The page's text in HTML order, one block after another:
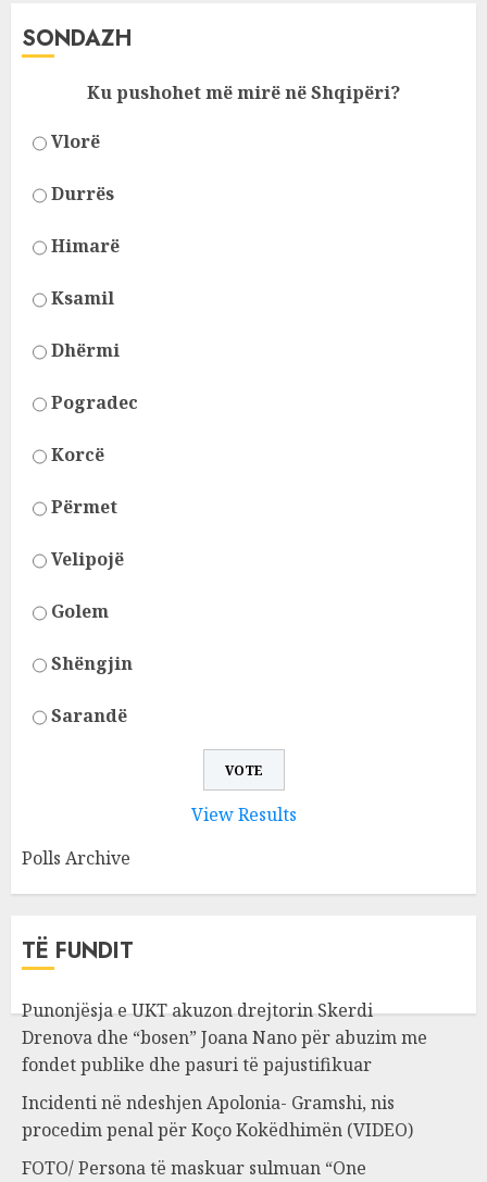
SONDAZH
Ku pushohet më mirë në Shqipëri?
Vlorë
Durrës
Himarë
Ksamil
Dhërmi
Pogradec
Korcë
Përmet
Velipojë
Golem
Shëngjin
Sarandë
View Results
Polls Archive
TË FUNDIT
Punonjësja e UKT akuzon drejtorin Skerdi
Drenova dhe “bosen” Joana Nano për abuzim me
fondet publike dhe pasuri të pajustifikuar
Incidenti në ndeshjen Apolonia- Gramshi, nis
procedim penal për Koço Kokëdhimën (VIDEO)
FOTO/ Persona të maskuar sulmuan “One